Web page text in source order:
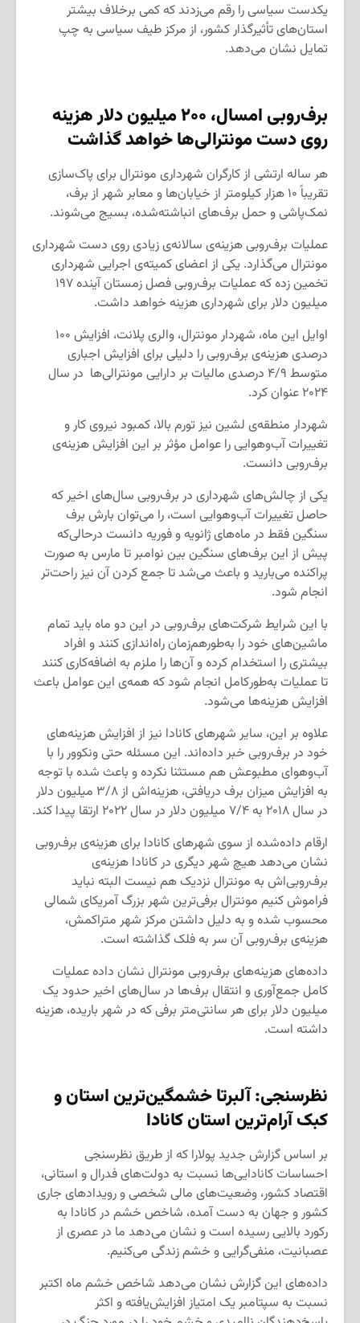
یکدست سیاسی را رقم می‌زدند که کمی برخلاف بیشتر
استان‌های تأثیرگذار کشور، از مرکز طیف سیاسی به چپ
تمایل نشان می‌دهد.
برف‌روبی امسال، ۲۰۰میلیون دلار هزینه
روی دست مونترالی‌ها خواهد گذاشت
هر ساله ارتشی از کارگران شهرداری مونترال برای پاک‌سازی
تقریباً ‍۱۰ هزار کیلومتر از خیابان‌ها و معابر شهر از برف،
نمک‌پاشی و حمل برف‌های انباشته‌شده، بسیج می‌شوند.
عملیات برف‌روبی هزینه‌ی سالانه‌ی زیادی روی دست شهرداری
مونترال می‌گذارد. یکی از اعضای کمیته‌ی اجرایی شهرداری
تخمین زده که عملیات برف‌روبی فصل زمستان آینده ۱۹۷
میلیون دلار برای شهرداری هزینه خواهد داشت.
اوایل این ماه، شهردار مونترال، والری پلانت، افزایش ۱۰۰
درصدی هزینه‌ی برف‌روبی را دلیلی برای افزایش اجباری
متوسط ۴/۹ درصدی مالیات بر دارایی مونترالی‌ها در سال
۲۰۲۴ عنوان کرد.
شهردار منطقه‌ی لشین نیز تورم بالا، کمبود نیروی کار و
تغییرات آب‌و‌هوایی را عوامل مؤثر بر این افزایش هزینه‌ی
برف‌روبی دانست.
یکی از چالش‌های شهرداری در برف‌روبی سال‌های اخیر که
حاصل تغییرات آب‌وهوایی است، را می‌توان بارش برف
سنگین فقط در ماه‌های ژانویه و فوریه دانست درحالی‌که
پیش از این برف‌های سنگین بین نوامبر تا مارس به صورت
پراکنده می‌بارید و باعث می‌شد تا جمع کردن آن نیز راحت‌تر
انجام شود.
با این شرایط شرکت‌های برف‌روبی در این دو ماه باید تمام
ماشین‌های خود را به‌طورهم‌زمان راه‌اندازی ‌کنند و افراد
بیشتری را استخدام کرده و آن‌ها را ملزم به اضافه‌کاری کنند
تا عملیات به‌طور‌کامل انجام شود که همه‌ی این عوامل باعث
افزایش هزینه‌ها می‌شود.
علاوه بر این، سایر شهرهای کانادا نیز از افزایش هزینه‌های
خود در برف‌روبی خبر داده‌اند. این مسئله حتی ونکوور را با
آب‌وهوای مطبوعش هم مستثنا نکرده و باعث شده با توجه
به افزایش میزان برف دریافتی، هزینه‌اش از ۳/۸ میلیون دلار
در سال ۲۰۱۸ به ۷/۴ میلیون دلار در سال ۲۰۲۲ ارتقا پیدا کند.
ارقام داده‌شده از سوی شهرهای کانادا برای هزینه‌ی برف‌روبی
نشان می‌دهد هیچ شهر دیگری در کانادا هزینه‌ی
برف‌روبی‌اش به مونترال نزدیک هم نیست البته نباید
فراموش کنیم مونترال برفی‌ترین شهر بزرگ آمریکای شمالی
محسوب شده و به دلیل داشتن مرکز شهر متراکمش،
هزینه‌ی برف‌روبی‌ آن سر به فلک گذاشته است.
داده‌های هزینه‌های برف‌روبی مونترال نشان داده عملیات
کامل جمع‌آوری و انتقال برف‌ها در سال‌های اخیر حدود یک
میلیون دلار برای هر سانتی‌متر برفی که در شهر باریده، هزینه
داشته است.
نظرسنجی: آلبرتا خشمگین‌ترین استان و
کبک آرام‌ترین استان کانادا
بر اساس گزارش جدید پولارا که از طریق نظرسنجی
احساسات کانادایی‌ها نسبت به دولت‌های فدرال و استانی،
اقتصاد کشور، وضعیت‌های مالی شخصی و رویدادهای جاری
کشور و جهان به دست‌ آمده، شاخص خشم در کانادا به
رکورد بالایی رسیده است و نشان می‌دهد ما در عصری از
عصبانیت، منفی‌گرایی و خشم زندگی می‌کنیم.
داده‌های این گزارش نشان می‌دهد شاخص خشم ماه اکتبر
نسبت به سپتامبر یک امتیاز افزایش‌یافته و اکثر